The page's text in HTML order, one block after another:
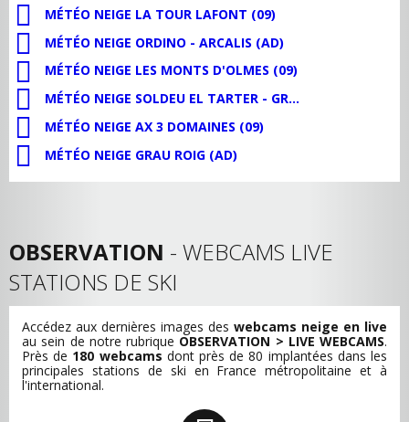
MÉTÉO NEIGE LA TOUR LAFONT (09)
MÉTÉO NEIGE ORDINO - ARCALIS (AD)
MÉTÉO NEIGE LES MONTS D'OLMES (09)
MÉTÉO NEIGE SOLDEU EL TARTER - GRANDVALIRA (AD)
MÉTÉO NEIGE AX 3 DOMAINES (09)
MÉTÉO NEIGE GRAU ROIG (AD)
OBSERVATION - WEBCAMS LIVE
STATIONS DE SKI
Accédez aux dernières images des webcams neige en live
au sein de notre rubrique OBSERVATION > LIVE WEBCAMS.
Près de 180 webcams dont près de 80 implantées dans les
principales stations de ski en France métropolitaine et à
l'international.